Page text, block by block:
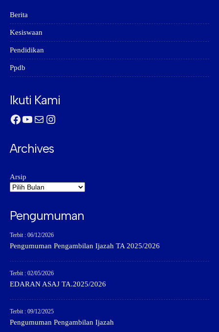
Berita
Kesiswaan
Pendidikan
Ppdb
Ikuti Kami
Facebook
YouTube
MailInstagram
Archives
Arsip
Pengumuman
Terbit : 06/12/2026
Pengumuman Pengambilan Ijazah TA 2025/2026
Terbit : 02/05/2026
EDARAN ASAJ TA.2025/2026
Terbit : 09/12/2025
Pengumuman Pengambilan Ijazah